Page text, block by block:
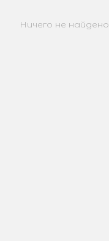
Ничего не найдено